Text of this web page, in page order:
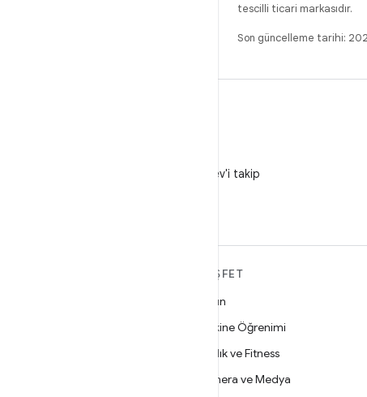
tescilli ticari markasıdır.
Son güncelleme tarihi:
X'te @AndroidDev'i takip
KEŞFET
Oyun
Makine Öğrenimi
Sağlık ve Fitness
Kamera ve Medya